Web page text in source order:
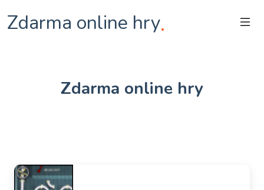
Zdarma online hry.
Zdarma online hry